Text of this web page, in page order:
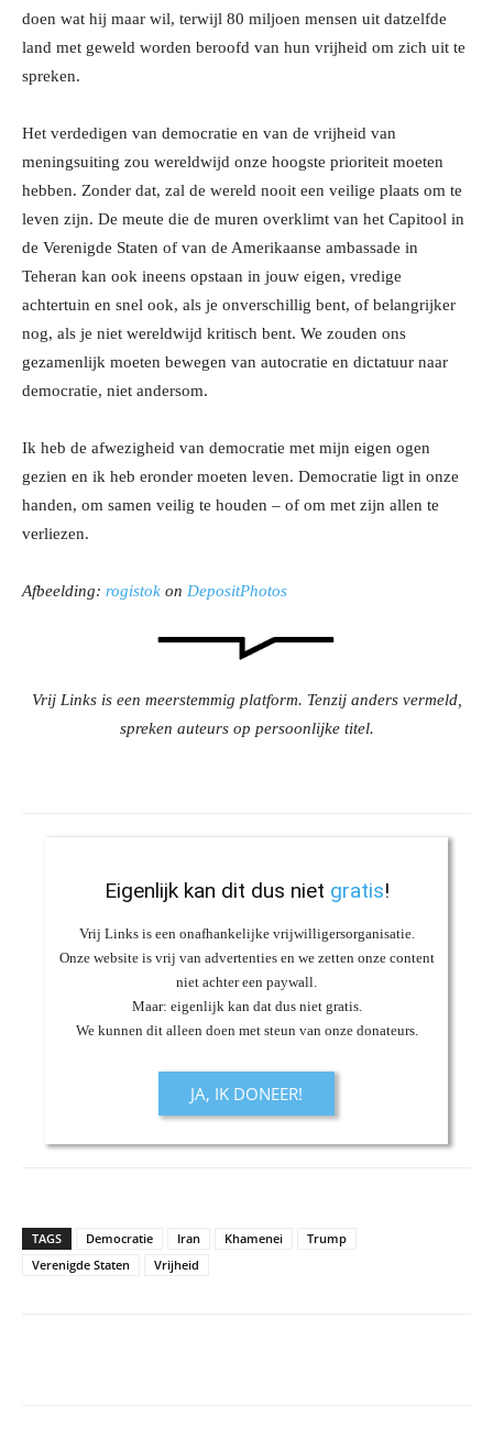
doen wat hij maar wil, terwijl 80 miljoen mensen uit datzelfde
land met geweld worden beroofd van hun vrijheid om zich uit te
spreken.
Het verdedigen van democratie en van de vrijheid van
meningsuiting zou wereldwijd onze hoogste prioriteit moeten
hebben. Zonder dat, zal de wereld nooit een veilige plaats om te
leven zijn. De meute die de muren overklimt van het Capitool in
de Verenigde Staten of van de Amerikaanse ambassade in
Teheran kan ook ineens opstaan in jouw eigen, vredige
achtertuin en snel ook, als je onverschillig bent, of belangrijker
nog, als je niet wereldwijd kritisch bent. We zouden ons
gezamenlijk moeten bewegen van autocratie en dictatuur naar
democratie, niet andersom.
Ik heb de afwezigheid van democratie met mijn eigen ogen
gezien en ik heb eronder moeten leven. Democratie ligt in onze
handen, om samen veilig te houden – of om met zijn allen te
verliezen.
Afbeelding: rogistok on DepositPhotos
Vrij Links is een meerstemmig platform. Tenzij anders vermeld,
spreken auteurs op persoonlijke titel.
Eigenlijk kan dit dus niet gratis!
Vrij Links is een onafhankelijke vrijwilligersorganisatie.
Onze website is vrij van advertenties en we zetten onze content
niet achter een paywall.
Maar: eigenlijk kan dat dus niet gratis.
We kunnen dit alleen doen met steun van onze donateurs.
JA, IK DONEER!
TAGS Democratie Iran Khamenei
Trump
Verenigde Staten
Vrijheid